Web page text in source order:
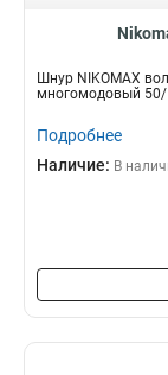
Шнур NIKOMAX
многомодовый 50/
Подробнее
Наличие: В